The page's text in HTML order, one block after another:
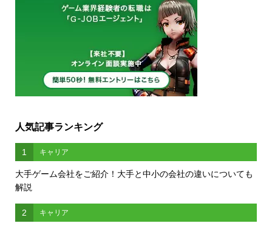
人気記事ランキング
1 キャリア
大手ゲーム会社をご紹介！大手と中小の会社の違いについても
解説
2 キャリア